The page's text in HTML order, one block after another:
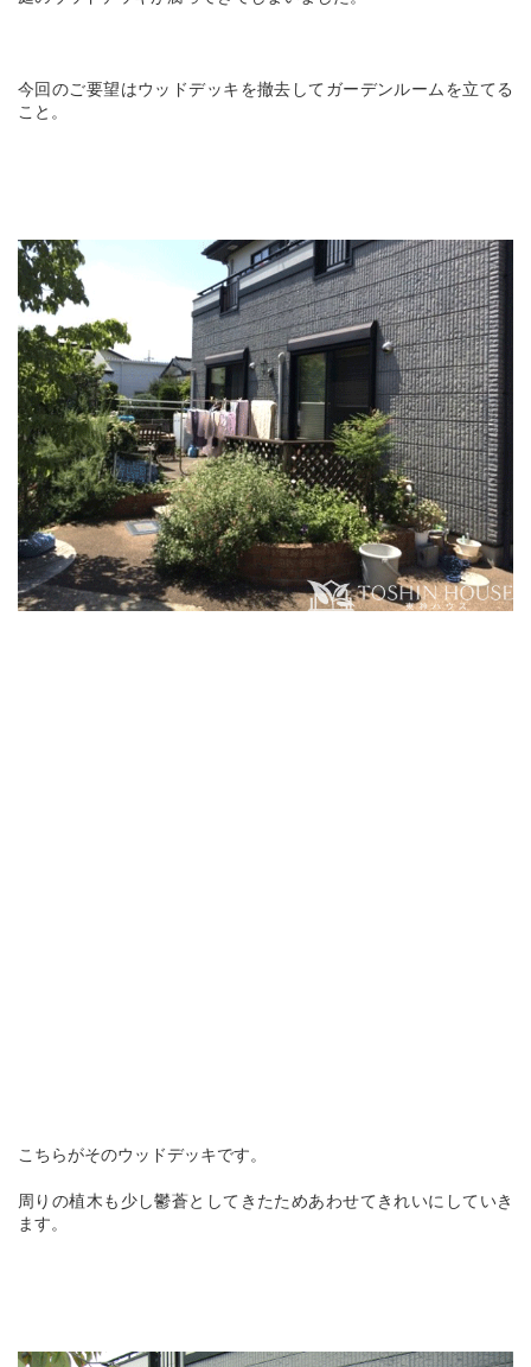
今回のご要望はウッドデッキを撤去してガーデンルームを立てる
こと。
こちらがそのウッドデッキです。
周りの植木も少し鬱蒼としてきたためあわせてきれいにしていき
ます。